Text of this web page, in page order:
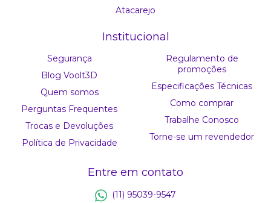
Atacarejo
Institucional
Segurança
Blog Voolt3D
Quem somos
Perguntas Frequentes
Trocas e Devoluções
Política de Privacidade
Regulamento de
promoções
Especificações Técnicas
Como comprar
Trabalhe Conosco
Torne-se um revendedor
Entre em contato
(11) 95039-9547